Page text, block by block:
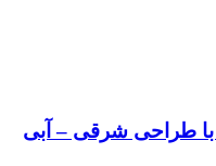
طراحی شرقی – آبی